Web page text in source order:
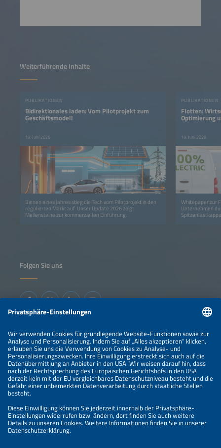
Weiterführende Inhalte
PUBLIKATIONEN
Bidirektionales laden: Vom Pilotprojekt zum
Geschäftsmodell
19. Juni 2026
Binnen eines Jahres stieg die Tech vom Pilotprojekt in den
regulierten Markt auf. Unser Update 2026 zeigt
Meilensteine zur kommerziellen Einführung.
PUBLIKATIONEN
Flotten:
Optimierung
19. Juni 2026
Whitepaper zur
Unternehmen
Folgen Sie uns
Informationen
IMPRESSUM
KONTAKT
ÜBER UNS
VERANSTALTER